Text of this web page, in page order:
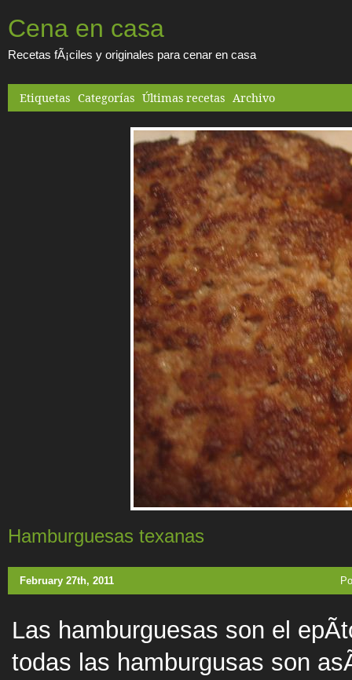
Cena en casa
Recetas fÃ¡ciles y originales para cenar en casa
Etiquetas Categorías Últimas recetas Archivo
Hamburguesas texanas
February 27th, 2011
Las hamburguesas son el
todas las hamburgusas son